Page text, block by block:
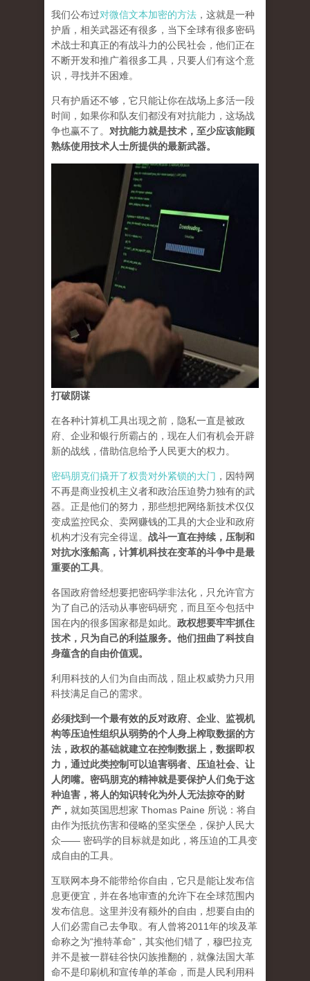
我们公布过对微信文本加密的方法 ，这就是一种
护盾，相关武器还有很多，当下全球有很多密码
术战士和真正的有战斗力的公民社会，他们正在
不断开发和推广着很多工具，只要人们有这个意
识，寻找并不困难。
只有护盾还不够，它只能让你在战场上多活一段
时间，如果你和队友们都没有对抗能力，这场战
争也赢不了。 对抗能力就是技术，至少应该能顾
熟练使用技术人士所提供的最新武器。
打破阴谋
在各种计算机工具出现之前，隐私一直是被政
府、企业和银行所霸占的，现在人们有机会开辟
新的战线，借助信息给予人民更大的权力。
密码朋克们撬开了权贵对外紧锁的大门 ，因特网
不再是商业投机主义者和政治压迫势力独有的武
器。正是他们的努力，那些想把网络新技术仅仅
变成监控民众、卖网赚钱的工具的大企业和政府
机构才没有完全得逞。 战斗一直在持续，压制和
对抗水涨船高，计算机科技在变革的斗争中是最
重要的工具。
各国政府曾经想要把密码学非法化，只允许官方
为了自己的活动从事密码研究，而且至今包括中
国在内的很多国家都是如此。 政权想要牢牢抓住
技术，只为自己的利益服务。他们扭曲了科技自
身蕴含的自由价值观。
利用科技的人们为自由而战，阻止权威势力只用
科技满足自己的需求。
必须找到一个最有效的反对政府、企业、监视机
构等压迫性组织从弱势的个人身上榨取数据的方
法，政权的基础就建立在控制数据上，数据即权
力，通过此类控制可以迫害弱者、压迫社会、让
人闭嘴。密码朋克的精神就是要保护人们免于这
种迫害，将人的知识转化为外人无法掠夺的财
产 ， 就如英国思想家 Thomas Paine 所说：将自
由作为抵抗伤害和侵略的坚实堡垒，保护人民大
众—— 密码学的目标就是如此，将压迫的工具变
成自由的工具。
互联网本身不能带给你自由，它只是能让发布信
息更便宜，并在各地审查的允许下在全球范围内
发布信息。这里并没有额外的自由，想要自由的
人们必需自己去争取。有人曾将2011年的埃及革
命称之为“推特革命”，其实他们错了，穆巴拉克
并不是被一群硅谷快闪族推翻的，就像法国大革
命不是印刷机和宣传单的革命，而是人民利用科